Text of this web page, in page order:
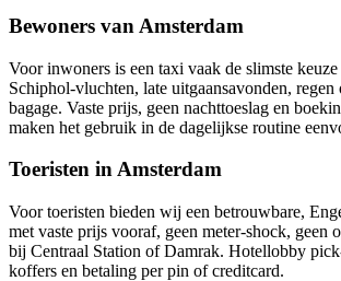
Bewoners van Amsterdam
Voor inwoners is een taxi vaak de slimste
Schiphol-vluchten, late uitgaansavonden,
bagage. Vaste prijs, geen nachttoeslag en
maken het gebruik in de dagelijkse routine
Toeristen in Amsterdam
Voor toeristen bieden wij een betrouwbare,
met vaste prijs vooraf, geen meter-shock, geen
bij Centraal Station of Damrak. Hotellobby
koffers en betaling per pin of creditcard.